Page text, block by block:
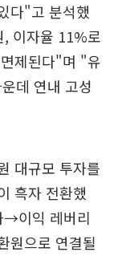
다"고 분석했
이자율 11%로
제된다"며 "유
데 연내 고성
대규모 투자를
흑자 전환했
이익 레버리
으로 연결될